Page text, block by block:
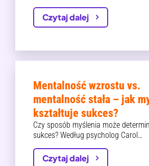
Czytaj dalej
Mentalność wzrostu vs.
mentalność stała – jak
kształtuje sukces?
Czy sposób myślenia może
sukces? Według psycholog Carol…
Czytaj dalej